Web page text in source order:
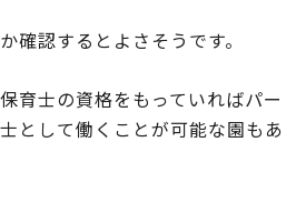
確認するとよさそうです。
育士の資格をもっていればパー
として働くことが可能な園もあ